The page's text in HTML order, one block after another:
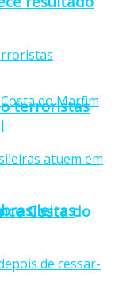
Costa do
terroristas